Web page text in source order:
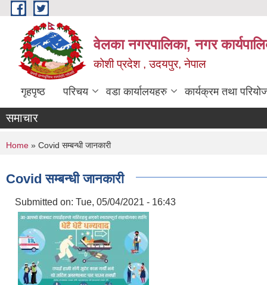
Skip to main content
वेलका नगरपालिका, नगर
कोशी प्रदेश , उदयपुर, नेपाल
गृहपृष्ठ परिचय वडा कार्यालयहरु कार्यक्रम तथा
समाचार
You are here
Home » Covid सम्बन्धी जानकारी
Covid सम्बन्धी जानकारी
Submitted on: Tue, 05/04/2021 - 16:43